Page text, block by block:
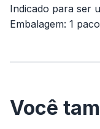
Indicado para ser
Embalagem: 1
Você